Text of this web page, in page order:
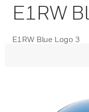
E1RW
E1RW Blue Logo 3